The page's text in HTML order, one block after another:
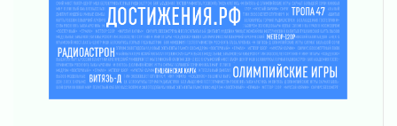
От инженера-создателя к волонтёрам
«Созидателям»
31 июля 2026
Генеральная репетиция векового юбилея
31 июля 2026